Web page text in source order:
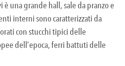
una grande hall, sale da pranzo e
interni sono caratterizzati da
con stucchi tipici delle
dell’epoca, ferri battuti delle